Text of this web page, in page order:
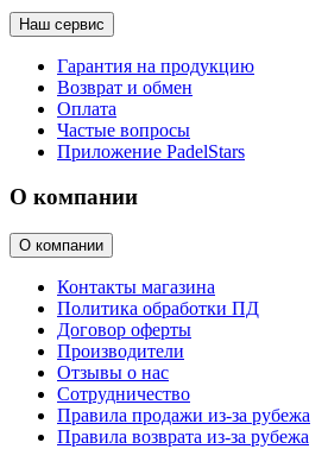
Наш сервис
Гарантия на продукцию
Возврат и обмен
Оплата
Частые вопросы
Приложение PadelStars
О компании
О компании
Контакты магазина
Политика обработки ПД
Договор оферты
Производители
Отзывы о нас
Сотрудничество
Правила продажи из-за рубежа
Правила возврата из-за рубежа